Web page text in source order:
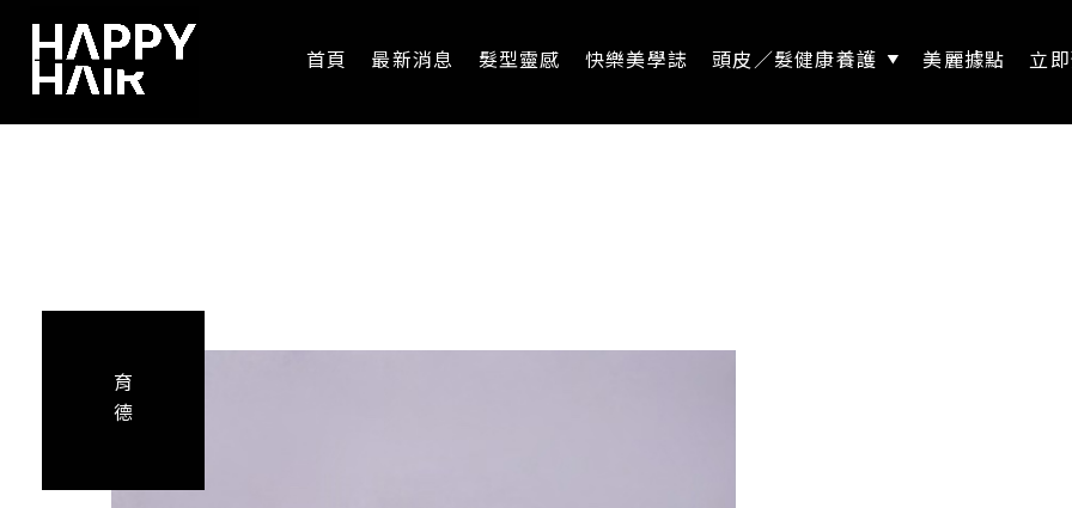
首頁 最新消息 髮型靈感 快樂美學誌 頭皮／髮健康養護 美麗據點 立
育
德